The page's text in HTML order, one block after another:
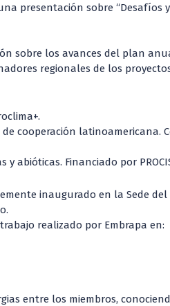
presentación sobre
sobre los avances del plan
regionales de los
latinoamericana.
abióticas. Financiado por
inaugurado en la Sede del
realizado por Embrapa en:
entre los miembros,